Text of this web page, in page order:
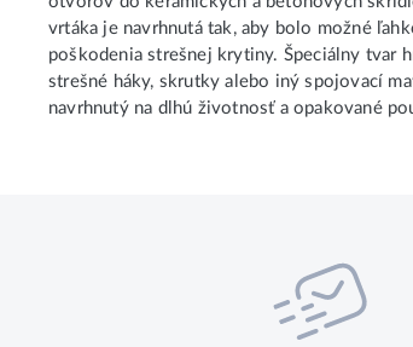
vrtáka je navrhnutá tak, aby bolo možné
poškodenia strešnej krytiny. Špeciálny tvar
strešné háky, skrutky alebo iný spojovací
navrhnutý na dlhú životnosť a opakované